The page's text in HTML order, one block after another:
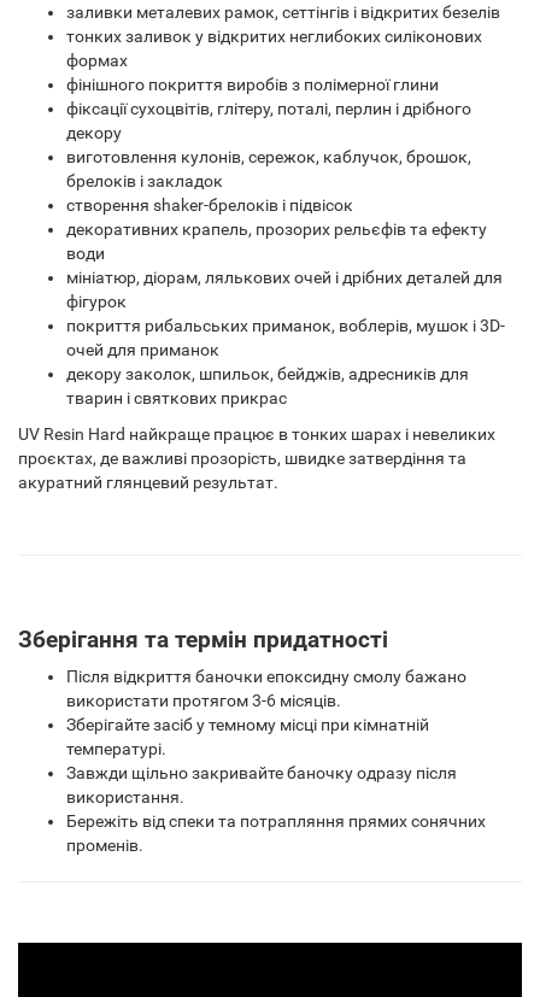
заливки металевих рамок, сеттінгів і відкритих безелів
тонких заливок у відкритих неглибоких силіконових
формах
фінішного покриття виробів з полімерної глини
фіксації сухоцвітів, глітеру, поталі, перлин і дрібного
декору
виготовлення кулонів, сережок, каблучок, брошок,
брелоків і закладок
створення shaker-брелоків і підвісок
декоративних крапель, прозорих рельєфів та ефекту
води
мініатюр, діорам, лялькових очей і дрібних деталей для
фігурок
покриття рибальських приманок, воблерів, мушок і 3D-
очей для приманок
декору заколок, шпильок, бейджів, адресників для
тварин і святкових прикрас
UV Resin Hard найкраще працює в тонких шарах і невеликих
проєктах, де важливі прозорість, швидке затвердіння та
акуратний глянцевий результат.
Зберігання та термін придатності
Після відкриття баночки епоксидну смолу бажано
використати протягом 3-6 місяців.
Зберігайте засіб у темному місці при кімнатній
температурі.
Завжди щільно закривайте баночку одразу після
використання.
Бережіть від спеки та потрапляння прямих сонячних
променів.